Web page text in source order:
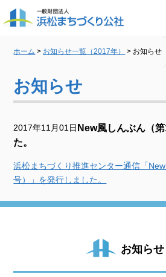
ホーム > お知らせ一覧（2017年） > お知らせ
お知らせ
2017年11月01日 New風しんぶん（
た。
浜松まちづくり推進センター通信「
号）」を発行しました。
お知らせ